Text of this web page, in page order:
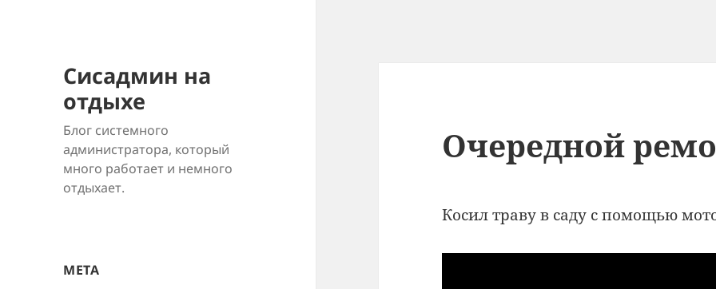
Сисадмин на
отдыхе
Блог системного
администратора, который
много работает и немного
отдыхает.
МЕТА
Очередной
Косил траву в саду с помощью